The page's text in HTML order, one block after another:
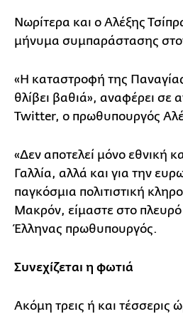
Νωρίτερα και ο Αλέξης
μήνυμα συμπαράστασης
«Η καταστροφή της
θλίβει βαθιά», αναφέρει σε
Twitter, ο πρωθυπουργός
«Δεν αποτελεί μόνο εθνική
Γαλλία, αλλά και για την
παγκόσμια πολιτιστική
Μακρόν, είμαστε στο
Έλληνας πρωθυπουργός.
Συνεχίζεται η φωτιά
Ακόμη τρεις ή και τέσσερις